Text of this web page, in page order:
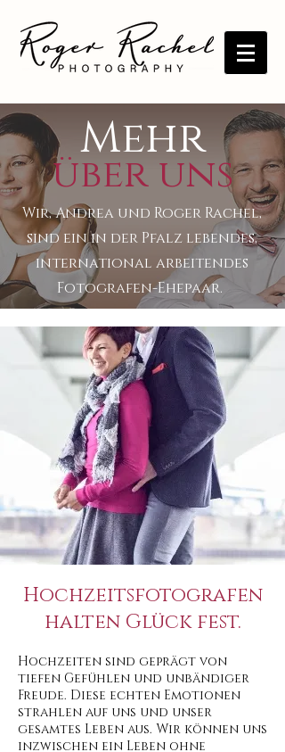
Mehr
über uns
Wir, Andrea und Roger Rachel,
sind ein in der Pfalz lebendes,
international arbeitendes
Fotografen-Ehepaar.
Hochzeitsfotografen
halten Glück fest.
Hochzeiten sind geprägt von
tiefen Gefühlen und unbändiger
Freude. Diese echten Emotionen
strahlen auf uns und unser
gesamtes Leben aus. Wir können uns
inzwischen ein Leben ohne